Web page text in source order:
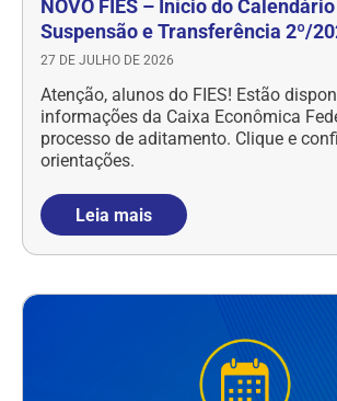
NOVO FIES – Início do
Suspensão e Transferência 2º/
27 DE JULHO DE 2026
Atenção, alunos do FIES! Estão
informações da Caixa Econômica
processo de aditamento. Clique e
orientações.
Leia mais